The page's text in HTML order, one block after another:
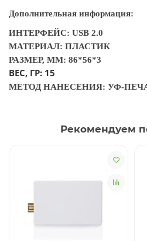
Дополнительная информация:
ИНТЕРФЕЙС: USB 2.0
МАТЕРИАЛ: ПЛАСТИК
РАЗМЕР, ММ: 86*56*3
ВЕС, ГР: 15
МЕТОД НАНЕСЕНИЯ: УФ-
Рекомендуем